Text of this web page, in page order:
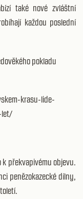
také nové zvláštní
každou poslední
pokladu
krasu-lide-
let/
k překvapivému objevu.
penězokazecké dílny,